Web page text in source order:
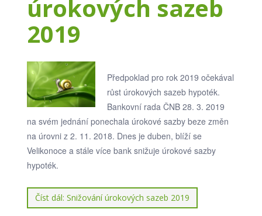
úrokových sazeb
2019
Předpoklad pro rok 2019 očekával
růst úrokových sazeb hypoték.
Bankovní rada ČNB 28. 3. 2019
na svém jednání ponechala úrokové sazby beze změn
na úrovni z 2. 11. 2018. Dnes je duben, blíží se
Velikonoce a stále více bank snižuje úrokové sazby
hypoték.
Číst dál: Snižování úrokových sazeb 2019